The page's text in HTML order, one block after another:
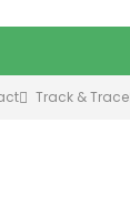
Track & Trace